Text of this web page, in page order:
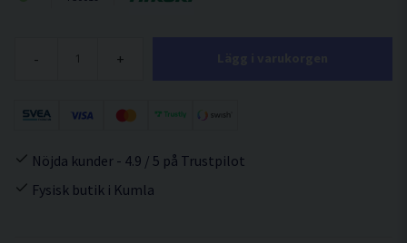
- +
Nöjda kunder - 4.9 / 5 på Trustpilot
Fysisk butik i Kumla